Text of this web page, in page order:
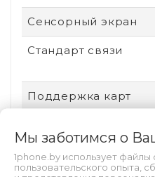
Сенсорный экран
Стандарт связи
Поддержка карт
памяти
Соотношение
сторон
Мы заботимся о
1phone.by использует
пользовательского опыта,